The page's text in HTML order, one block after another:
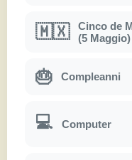
🇲🇽
Cinco de
(5 Maggio)
🎂 Compleanni
💻 Computer